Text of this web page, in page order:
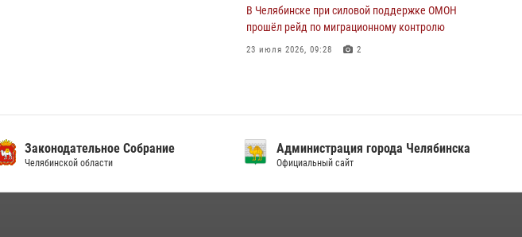
В Челябинске при силовой поддержке ОМОН
прошёл рейд по миграционному контролю
23 июля 2026, 09:28 2
скорой помощи
14 июля 2026, 12:16
В Челябинске росгвардейцы обсудили с
Законодательное Собрание
Челябинской области
Администрация города Челябинска
Официальный сайт